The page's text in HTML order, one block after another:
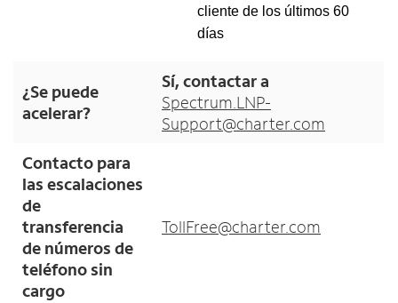
cliente de los últimos 60
días
¿Se puede
acelerar?
Sí, contactar a
Spectrum.LNP-
Support@charter.com
Contacto para
las escalaciones
de
transferencia
de números de
teléfono sin
cargo
TollFree@charter.com